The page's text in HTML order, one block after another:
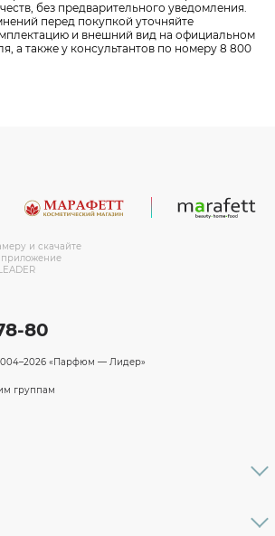
без предварительного уведомления.
перед покупкой уточняйте
и внешний вид на официальном
а также у консультантов по номеру 8 800
и скачайте
приложение
80
«Парфюм — Лидер»
группам